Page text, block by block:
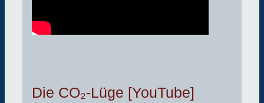
Die CO₂-Lüge [YouTube]